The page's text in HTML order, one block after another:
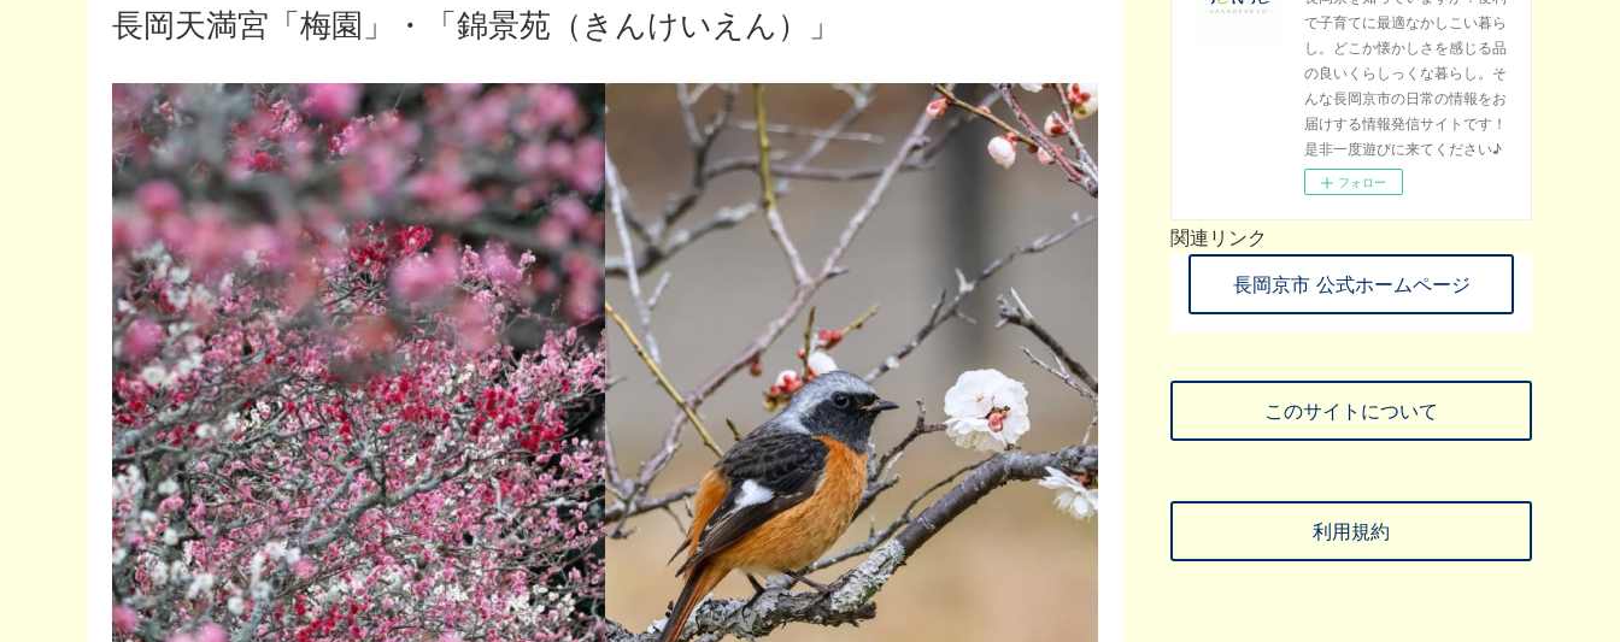
長岡天満宮「梅園」・「錦景苑（きんけいえん）」
で子育てに最適なかしこい暮ら
し。どこか懐かしさを感じる品
の良いくらしっくな暮らし。そ
んな長岡京市の日常の情報をお
届けする情報発信サイトです！
是非一度遊びに来てください♪
フォロー
関連リンク
長岡京市 公式ホームページ
このサイトについて
利用規約